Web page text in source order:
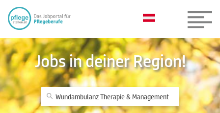
Jobs in deiner Region!